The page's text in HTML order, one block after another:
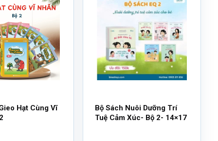
Hạt Cùng Vĩ
Bộ Sách Nuôi Dưỡng Trí
Tuệ Cảm Xúc- Bộ 2- 14×17